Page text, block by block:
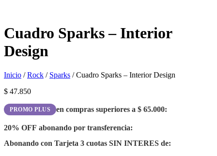
Cuadro Sparks – Interior
Design
Inicio /Rock / Sparks / Cuadro Sparks – Interior Design
$ 47.850
PROMO PLUS en compras superiores a $ 65.000:
20% OFF abonando por transferencia:
Abonando con Tarjeta 3 cuotas SIN INTERES de: